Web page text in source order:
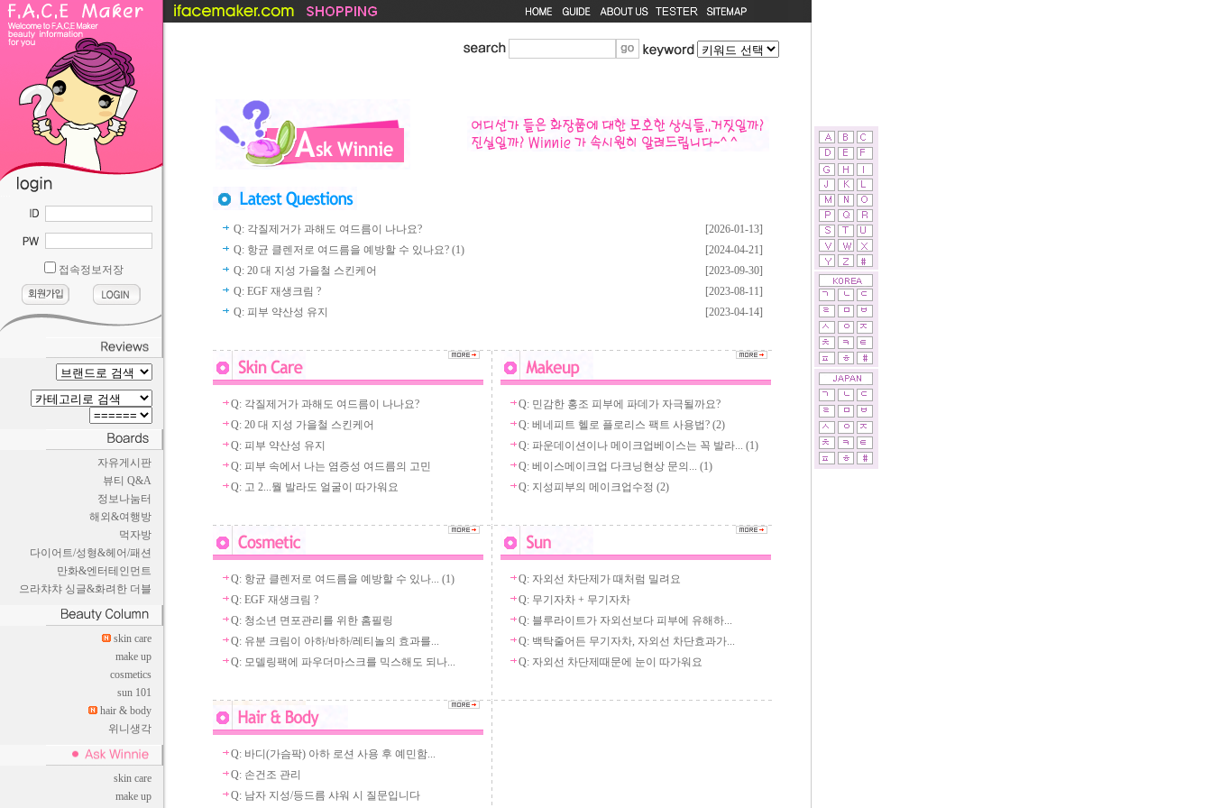
접속정보저장
자유게시판
뷰티 Q&A
정보나눔터
해외&여행방
먹자방
다이어트/성형&헤어/패션
만화&엔터테인먼트
으라챠챠 싱글&화려한 더블
skin care
make up
cosmetics
sun 101
hair & body
위니생각
skin care
make up
Q: 각질제거가 과해도 여드름이 나나요?
[2026-01-13]
Q: 항균 클렌저로 여드름을 예방할 수 있나요? (1)
[2024-04-21]
Q: 20 대 지성 가을철 스킨케어
[2023-09-30]
Q: EGF 재생크림 ?
[2023-08-11]
Q: 피부 약산성 유지
[2023-04-14]
Q: 각질제거가 과해도 여드름이 나나요?
Q: 20 대 지성 가을철 스킨케어
Q: 피부 약산성 유지
Q: 피부 속에서 나는 염증성 여드름의 고민
Q: 고 2...뭘 발라도 얼굴이 따가워요
Q: 민감한 홍조 피부에 파데가 자극될까요?
Q: 베네피트 헬로 플로리스 팩트 사용법? (2)
Q: 파운데이션이나 메이크업베이스는 꼭 발라... (1)
Q: 베이스메이크업 다크닝현상 문의... (1)
Q: 지성피부의 메이크업수정 (2)
Q: 항균 클렌저로 여드름을 예방할 수 있나... (1)
Q: EGF 재생크림 ?
Q: 청소년 면포관리를 위한 홈필링
Q: 유분 크림이 아하/바하/레티놀의 효과를...
Q: 모델링팩에 파우더마스크를 믹스해도 되나...
Q: 자외선 차단제가 때처럼 밀려요
Q: 무기자차 + 무기자차
Q: 블루라이트가 자외선보다 피부에 유해하...
Q: 백탁줄어든 무기자차, 자외선 차단효과가...
Q: 자외선 차단제때문에 눈이 따가워요
Q: 바디(가슴팍) 아하 로션 사용 후 예민함...
Q: 손건조 관리
Q: 남자 지성/등드름 샤워 시 질문입니다